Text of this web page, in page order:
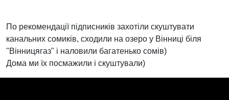
По рекомендації підписників захотіли скуштувати
канальних сомиків, сходили на озеро у Вінниці біля
"Вінницягаз" і наловили багатенько сомів)
Дома ми їх посмажили і скуштували)